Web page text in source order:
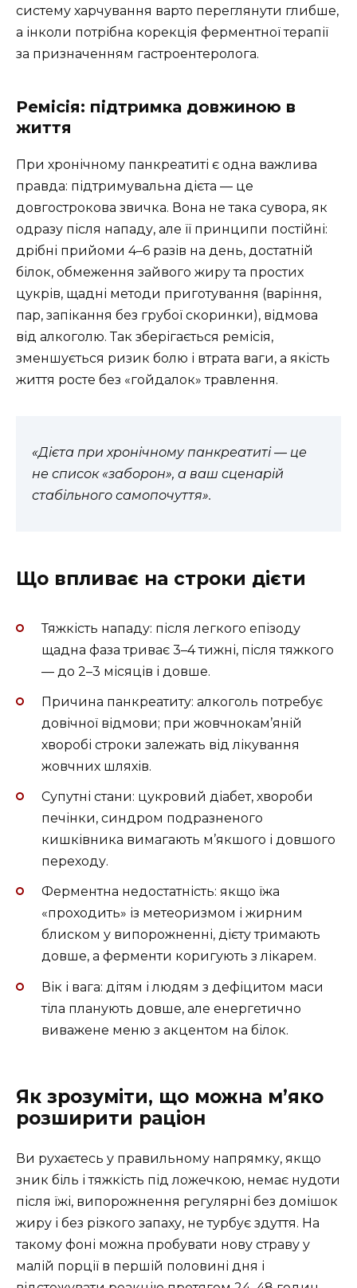
систему харчування варто переглянути глибше,
а інколи потрібна корекція ферментної терапії
за призначенням гастроентеролога.
Ремісія: підтримка довжиною в
життя
При хронічному панкреатиті є одна важлива
правда: підтримувальна дієта — це
довгострокова звичка. Вона не така сувора, як
одразу після нападу, але її принципи постійні:
дрібні прийоми 4–6 разів на день, достатній
білок, обмеження зайвого жиру та простих
цукрів, щадні методи приготування (варіння,
пар, запікання без грубої скоринки), відмова
від алкоголю. Так зберігається ремісія,
зменшується ризик болю і втрата ваги, а якість
життя росте без «гойдалок» травлення.
«Дієта при хронічному панкреатиті — це
не список «заборон», а ваш сценарій
стабільного самопочуття».
Що впливає на строки дієти
Тяжкість нападу: після легкого епізоду
щадна фаза триває 3–4 тижні, після тяжкого
— до 2–3 місяців і довше.
Причина панкреатиту: алкоголь потребує
довічної відмови; при жовчнокам’яній
хворобі строки залежать від лікування
жовчних шляхів.
Супутні стани: цукровий діабет, хвороби
печінки, синдром подразненого
кишківника вимагають м’якшого і довшого
переходу.
Ферментна недостатність: якщо їжа
«проходить» із метеоризмом і жирним
блиском у випорожненні, дієту тримають
довше, а ферменти коригують з лікарем.
Вік і вага: дітям і людям з дефіцитом маси
тіла планують довше, але енергетично
виважене меню з акцентом на білок.
Як зрозуміти, що можна м’яко
розширити раціон
Ви рухаєтесь у правильному напрямку, якщо
зник біль і тяжкість під ложечкою, немає нудоти
після їжі, випорожнення регулярні без домішок
жиру і без різкого запаху, не турбує здуття. На
такому фоні можна пробувати нову страву у
малій порції в першій половині дня і